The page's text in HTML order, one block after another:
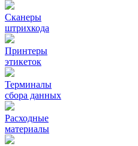
Сканеры
штрихкода
Принтеры
этикеток
Терминалы
сбора данных
Расходные
материалы